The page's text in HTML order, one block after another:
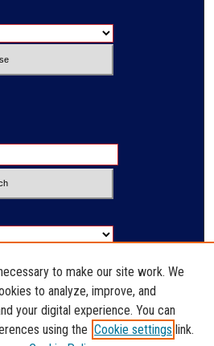
2791-285X
2523-9732
to make our site work. We
to analyze, improve, and
your digital experience. You can
using the Cookie settings link.